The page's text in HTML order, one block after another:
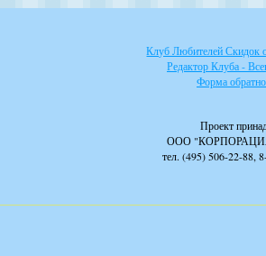
Клуб Любителей Скидок
Редактор Клуба -
Форма
Проект
ООО
тел. (495) 506-22-88,